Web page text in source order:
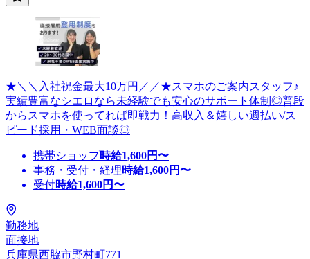
★＼＼入社祝金最大10万円／／★スマホのご案内スタッフ♪
実績豊富なシエロなら未経験でも安心のサポート体制◎普段
からスマホを使ってれば即戦力！高収入＆嬉しい週払い/ス
ピード採用・WEB面談◎
携帯ショップ時給1,600円〜
事務・受付・経理時給1,600円〜
受付時給1,600円〜
勤務地
面接地
兵庫県西脇市野村町771